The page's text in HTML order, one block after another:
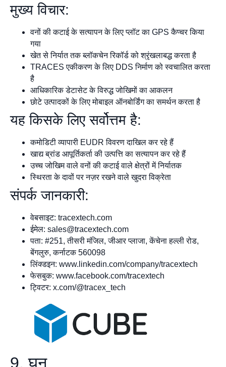
मुख्य विचार:
वनों की कटाई के सत्यापन के लिए प्लॉट का GPS कैप्चर किया
गया
खेत से निर्यात तक ब्लॉकचेन रिकॉर्ड को श्रृंखलाबद्ध करता है
TRACES एकीकरण के लिए DDS निर्माण को स्वचालित करता
है
आधिकारिक डेटासेट के विरुद्ध जोखिमों का आकलन
छोटे उत्पादकों के लिए मोबाइल ऑनबोर्डिंग का समर्थन करता है
यह किसके लिए सर्वोत्तम है:
कमोडिटी व्यापारी EUDR विवरण दाखिल कर रहे हैं
खाद्य ब्रांड आपूर्तिकर्ता की उत्पत्ति का सत्यापन कर रहे हैं
उच्च जोखिम वाले वनों की कटाई वाले क्षेत्रों में निर्यातक
स्थिरता के दावों पर नज़र रखने वाले खुदरा विक्रेता
संपर्क जानकारी:
वेबसाइट: tracextech.com
ईमेल: sales@tracextech.com
पता: #251, तीसरी मंजिल, जीआर प्लाजा, केंचेना हल्ली रोड,
बेंगलुरु, कर्नाटक 560098
लिंक्डइन: www.linkedin.com/company/tracextech
फेसबुक: www.facebook.com/tracextech
ट्विटर: x.com/@tracex_tech
9. घन